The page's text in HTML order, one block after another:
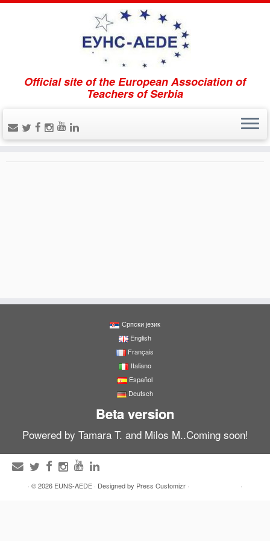
Official site of the European Association of
Teachers of Serbia
Accueil » AR4STE(A)M Brochure » прати
Српски језик
English
Français
Italiano
Español
Deutsch
Beta version
Powered by Tamara T. and Milos M..Coming soon!
· © 2026 EUNS-AEDE · Designed by Press Customizr · ·